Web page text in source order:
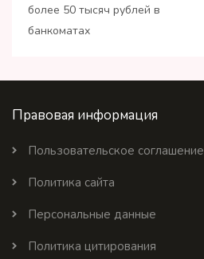
более 50 тысяч рублей в
банкоматах
Правовая информация
Пользовательское соглашение
Политика сайта
Персональные данные
Политика цитирования